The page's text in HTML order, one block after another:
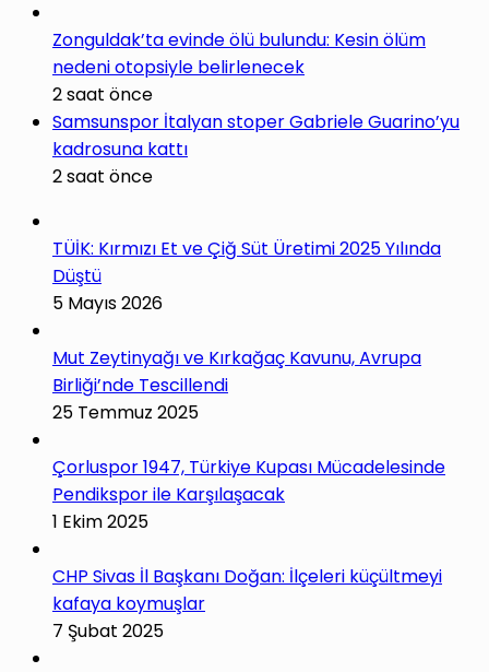
Zonguldak’ta evinde ölü bulundu: Kesin ölüm
nedeni otopsiyle belirlenecek
2 saat önce
Samsunspor İtalyan stoper Gabriele Guarino’yu
kadrosuna kattı
2 saat önce
TÜİK: Kırmızı Et ve Çiğ Süt Üretimi 2025 Yılında
Düştü
5 Mayıs 2026
Mut Zeytinyağı ve Kırkağaç Kavunu, Avrupa
Birliği’nde Tescillendi
25 Temmuz 2025
Çorluspor 1947, Türkiye Kupası Mücadelesinde
Pendikspor ile Karşılaşacak
1 Ekim 2025
CHP Sivas İl Başkanı Doğan: İlçeleri küçültmeyi
kafaya koymuşlar
7 Şubat 2025